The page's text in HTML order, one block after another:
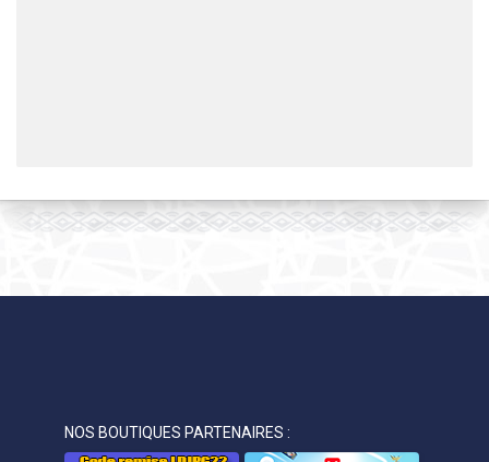
NOS BOUTIQUES PARTENAIRES :